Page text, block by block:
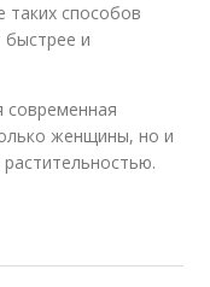
таких способов
быстрее и
современная
женщины, но и